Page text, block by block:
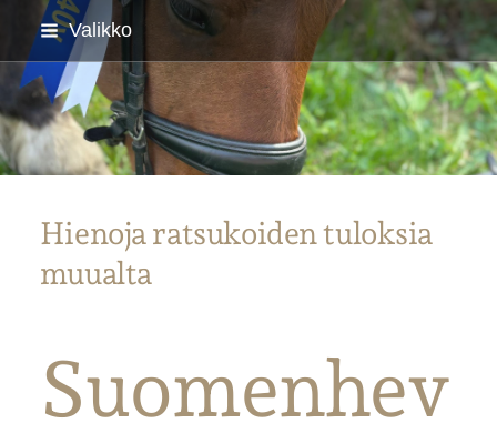
Siirry
sivun
sisältöön
Valikko
Parkanon Ratsastajat
Hienoja ratsukoiden tuloksia
muualta
Suomenhev